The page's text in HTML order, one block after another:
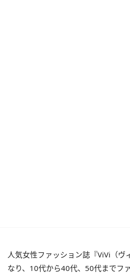
人気女性ファッション誌『ViVi（ヴ
なり、10代から40代、50代までフ